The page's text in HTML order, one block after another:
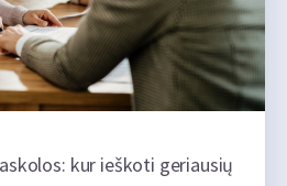
kur ieškoti geriausių